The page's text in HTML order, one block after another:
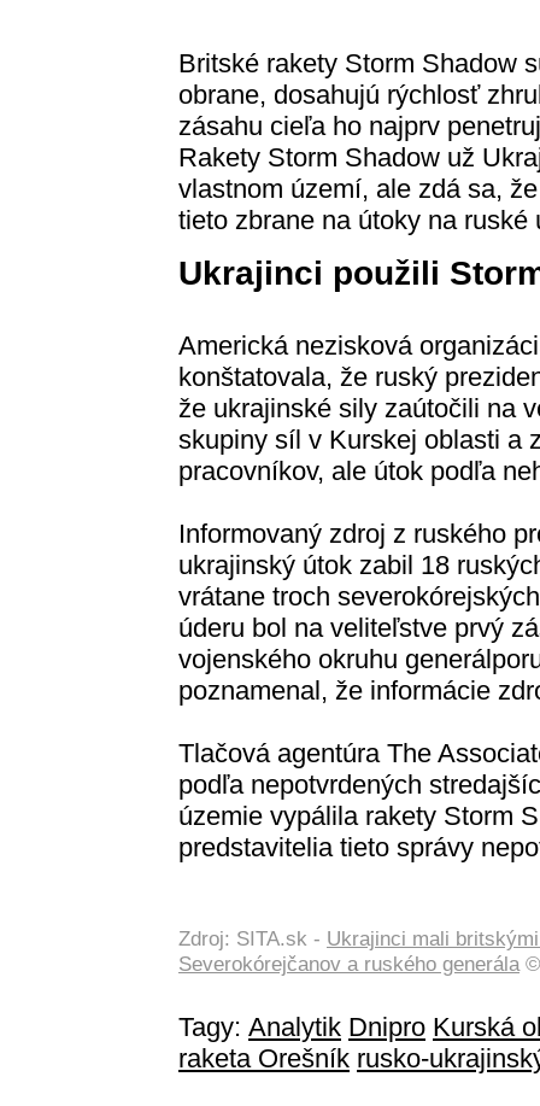
Britské rakety Storm Shadow
obrane, dosahujú rýchlosť
zásahu cieľa ho najprv
Rakety Storm Shadow už
vlastnom území, ale zdá sa,
tieto zbrane na útoky na
Ukrajinci použili
Americká nezisková
konštatovala, že ruský
že ukrajinské sily zaútočili na
skupiny síl v Kurskej oblasti a
pracovníkov, ale útok podľa
Informovaný zdroj z ruského
ukrajinský útok zabil 18
vrátane troch
úderu bol na veliteľstve prvý
vojenského okruhu
poznamenal, že informácie
Tlačová agentúra The
podľa nepotvrdených
územie vypálila rakety Storm
predstavitelia tieto správy
Zdroj: SITA.sk - Ukrajinci mali
Severokórejčanov a ruského generála
Tagy: Analytik Dnipro Kurská
raketa Orešník rusko-